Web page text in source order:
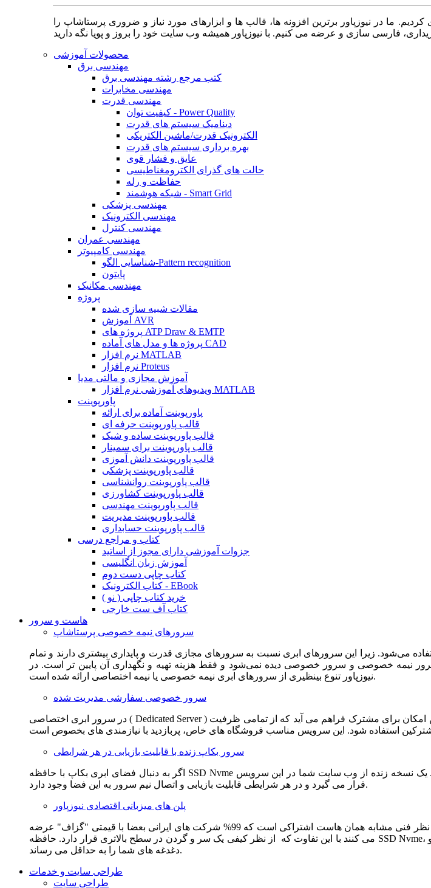
ما در نیوزپاور برترین افزونه ها، قالب ها و ابزارهای مورد نیاز و ضروری پرستاشاپ را
محصولات آموزشی
مهندسی برق
کتب مرجع رشته مهندسی برق
مهندسی مخابرات
مهندسی قدرت
کیفیت توان - Power Quality
دینامیک سیستم های قدرت
الکترونیک قدرت/ماشین الکتریکی
بهره برداری سیستم های قدرت
عایق و فشار قوی
حالت های گذرای الکترومغناطیسی
حفاظت و رله
شبکه هوشمند - Smart Grid
مهندسی پزشکی
مهندسی الکترونیک
مهندسی کنترل
مهندسی عمران
مهندسی کامپیوتر
شناسایی الگو-Pattern recognition
پایتون
مهندسی مکانیک
پروژه
مقالات شبیه سازی شده
آموزش AVR
پروژه های ATP Draw & EMTP
پروژه ها و مدل های آماده CAD
نرم افزار MATLAB
نرم افزار Proteus
آموزش مجازی و مالتی مدیا
ویدیوهای آموزشی نرم افزار MATLAB
پاورپوینت
پاورپوینت آماده برای ارائه
قالب پاورپوینت حرفه ای
قالب پاورپوینت ساده و شیک
قالب پاورپوینت برای سمینار
قالب پاورپوینت دانش آموزی
قالب پاورپوینت پزشکی
قالب پاورپوینت روانشناسی
قالب پاورپوینت کشاورزی
قالب پاورپوینت مهندسی
قالب پاورپوینت مدیریت
قالب پاورپوینت حسابداری
کتاب و مراجع درسی
جزوات آموزشی دارای مجوز از اساتید
آموزش زبان انگلیسی
کتاب چاپی دست دوم
کتاب الکترونیک - EBook
خرید کتاب چاپی ( نو )
کتاب آف ست خارجی
هاست و سرور
سرورهای نیمه خصوصی پرستاشاپ
می‌شود. زیرا این سرورهای ابری نسبت به سرورهای مجازی قدرت و پایداری بیشتری دارند و تمام
نیمه خصوصی و سرور خصوصی دیده نمی‌شود و فقط هزینه تهیه و نگهداری آن پایین تر است. در
نیوزپاور تنوع بینظیری از سرورهای ابری نیمه خصوصی یا نیمه اختصاصی ارائه شده است.
سرور خصوصی سفارشی مدیریت شده
در سرور ابری اختصاصی ( Dedicated Server ) این امکان برای مشترک فراهم می آید که از تمامی ظرفیت CPU و RAM به همراه سایر امکانات سخت افزاری به طور کامل و بدون به اشتراک گذاشتن با
سرور بکاپ زنده با قابلیت بازیابی در هر شرایطی
اگر به دنبال فضای ابری بکاپ با حافظه SSD Nvme واقعی قدرتمند از شرکت هتزنر آلمان برای وب سایت خود هستید. این سرویس مناسب شماست. یک نسخه زنده از وب سایت شما در این سرویس
قرار می گیرد و در هر شرایطی قابلیت بازیابی و اتصال نیم سرور به این فضا وجود دارد.
پلن های میزبانی اقتصادی نیوزپاور
این سرویس مناسب فروشگاه ها و وب سایت های تازه تاسیس و کم بازدید است. این سرویس از نظر فنی مشابه همان هاست اشتراکی است که 99% شرکت های ایرانی بعضا با قیمتی "گزاف" عرضه
می کنند با این تفاوت که از نظر کیفی یک سر و گردن در سطح بالاتری قرار دارد. حافظه SSD Nvme، فضای کاملا ابری، امنیت و پایداری عالی همه چیز را برای ایجاد یک فروشگاه جدید فراهم می کند و
دغدغه های شما را به حداقل می رساند.
طراحی سایت و خدمات
طراحی سایت